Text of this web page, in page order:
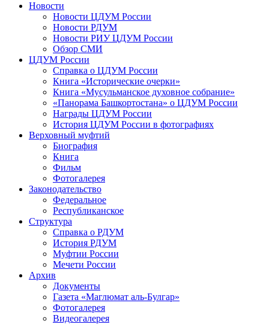
Новости
Новости ЦДУМ России
Новости РДУМ
Новости РИУ ЦДУМ России
Обзор СМИ
ЦДУМ России
Справка о ЦДУМ России
Книга «Исторические очерки»
Книга «Мусульманское духовное собрание»
«Панорама Башкортостана» о ЦДУМ России
Награды ЦДУМ России
История ЦДУМ России в фотографиях
Верховный муфтий
Биография
Книга
Фильм
Фотогалерея
Законодательство
Федеральное
Республиканское
Структура
Справка о РДУМ
История РДУМ
Муфтии России
Мечети России
Архив
Документы
Газета «Маглюмат аль-Булгар»
Фотогалерея
Видеогалерея